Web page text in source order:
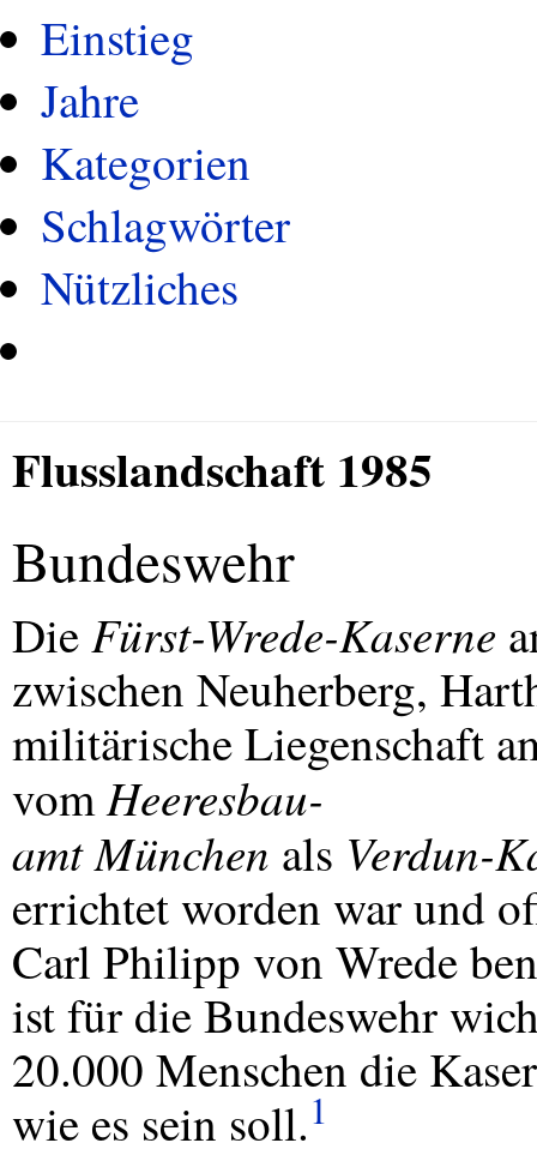
Einstieg
Jahre
Kategorien
Schlagwörter
Nützliches
Flusslandschaft 1985
Bundeswehr
DieFürst-Wrede-Kaserne
zwischen Neuherberg,
militärische Liegenschaft
vomHeeresbau-
amt München als Verdun-
errichtet worden war und
Carl Philipp von Wrede
ist für die Bundeswehr
20.000 Menschen die
wie es sein soll.1